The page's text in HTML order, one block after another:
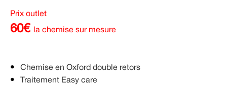
Prix outlet
60€ la chemise sur mesure
Chemise en Oxford double retors
Traitement Easy care